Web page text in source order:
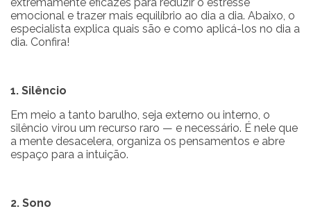
emocional e trazer mais equilíbrio ao dia a dia. Abaixo, o
especialista explica quais são e como aplicá-los no dia a
dia. Confira!
1. Silêncio
Em meio a tanto barulho, seja externo ou interno, o
silêncio virou um recurso raro — e necessário. É nele que
a mente desacelera, organiza os pensamentos e abre
espaço para a intuição.
2. Sono